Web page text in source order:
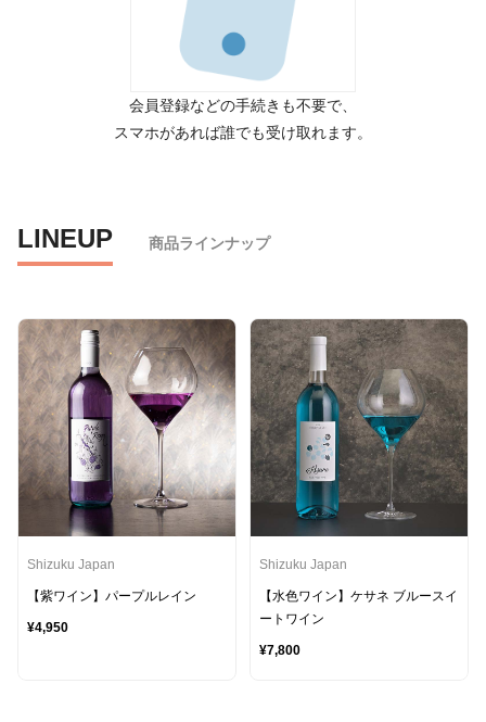
会員登録などの手続きも不要で、
スマホがあれば誰でも受け取れます。
LINEUP 商品ラインナップ
Shizuku Japan
【紫ワイン】パープルレイン
¥4,950
Shizuku Japan
【水色ワイン】ケサネ ブルースイ
ートワイン
¥7,800